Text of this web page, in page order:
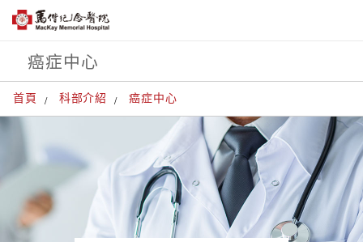
首頁 科部介紹 癌症中心
癌症中心